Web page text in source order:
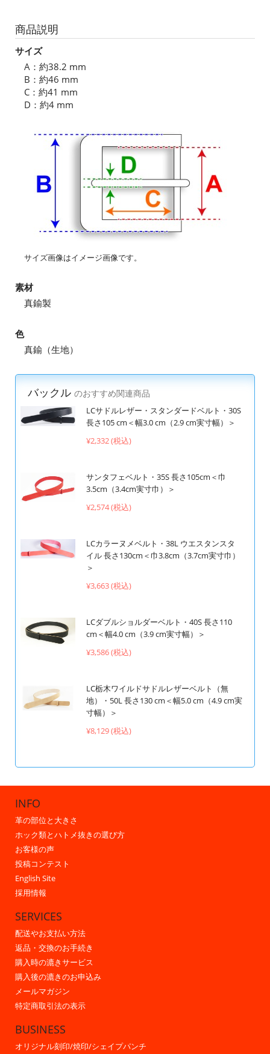
商品説明
サイズ
A：約38.2 mm
B：約46 mm
C：約41 mm
D：約4 mm
サイズ画像はイメージ画像です。
素材
真鍮製
色
真鍮（生地）
バックル のおすすめ関連商品
LCサドルレザー・スタンダードベルト・30S
長さ105 cm＜幅3.0 cm（2.9 cm実寸幅）＞
¥2,332 (税込)
サンタフェベルト・35S 長さ105cm＜巾
3.5cm（3.4cm実寸巾）＞
¥2,574 (税込)
LCカラーヌメベルト・38L ウエスタンスタ
イル 長さ130cm＜巾3.8cm（3.7cm実寸巾）
＞
¥3,663 (税込)
LCダブルショルダーベルト・40S 長さ110
cm＜幅4.0 cm（3.9 cm実寸幅）＞
¥3,586 (税込)
LC栃木ワイルドサドルレザーベルト（無
地）・50L 長さ130 cm＜幅5.0 cm（4.9 cm実
寸幅）＞
¥8,129 (税込)
INFO
革の部位と大きさ
ホック類とハトメ抜きの選び方
お客様の声
投稿コンテスト
English Site
採用情報
SERVICES
配送やお支払い方法
返品・交換のお手続き
購入時の漉きサービス
購入後の漉きのお申込み
メールマガジン
特定商取引法の表示
BUSINESS
オリジナル刻印/焼印/シェイプパンチ